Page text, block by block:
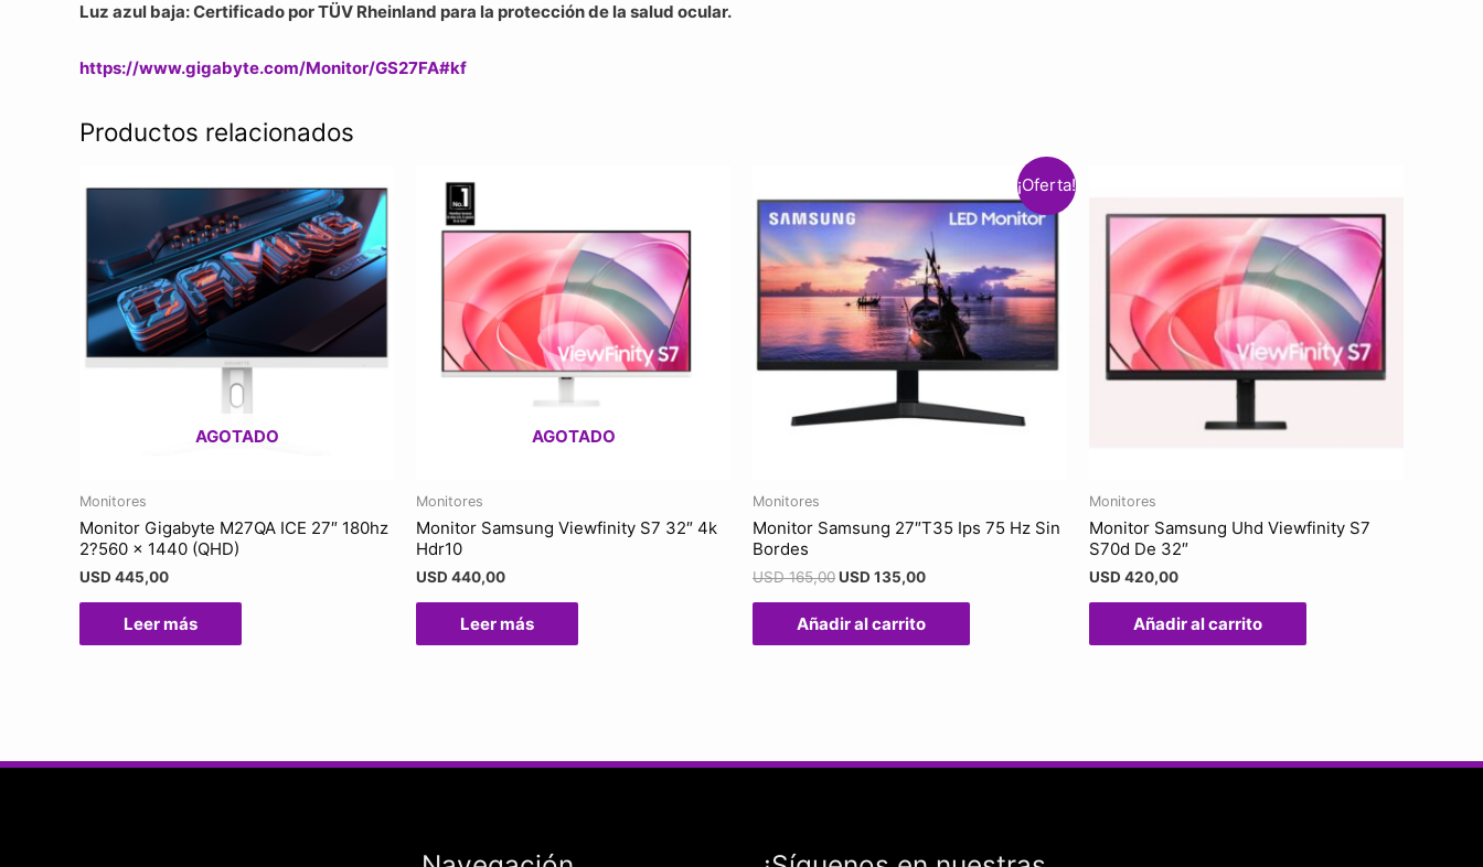
Luz azul baja: Certificado por TÜV Rheinland para la protección de la salud ocular.
https://www.gigabyte.com/Monitor/GS27FA#kf
Productos relacionados
AGOTADO
Monitores
Monitor Gigabyte M27QA ICE 27″ 180hz
2?560 x 1440 (QHD)
USD 445,00
Leer más
AGOTADO
Monitores
Monitor Samsung Viewfinity S7 32″ 4k
Hdr10
USD 440,00
Leer más
¡Oferta!
Monitores
Monitor Samsung 27″T35 Ips 75 Hz Sin
Bordes
USD165,00USD 135,00
Añadir al carrito
Monitores
Monitor Samsung Uhd Viewfinity S7
S70d De 32″
USD 420,00
Añadir al carrito